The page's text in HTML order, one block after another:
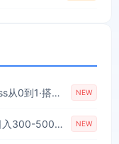
外贸人AI建站全指南：Codex+WordPress从0到1·搭建高转化询盘站·解锁SEO/GEO流量新玩法-更新 NEW
AI Pryzen 广告挂机｜24小时自动跑，日入300-500，新手零门槛 NEW